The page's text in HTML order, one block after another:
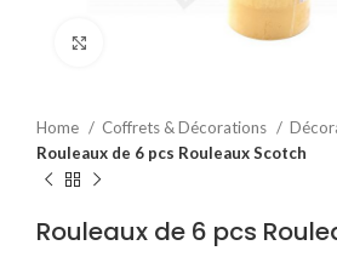
Home Coffrets & Décorations
Rouleaux de 6 pcs Rouleaux Scotch
Rouleaux de 6 pcs